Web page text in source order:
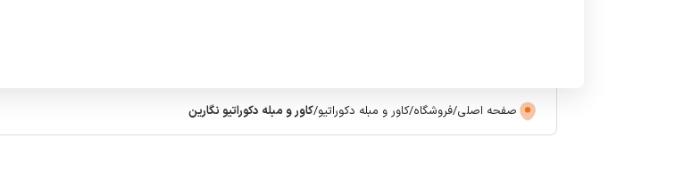
صفحه اصلی/فروشگاه/کاور و مبله دکوراتیو/کاور و مبله دکوراتیو نگارین